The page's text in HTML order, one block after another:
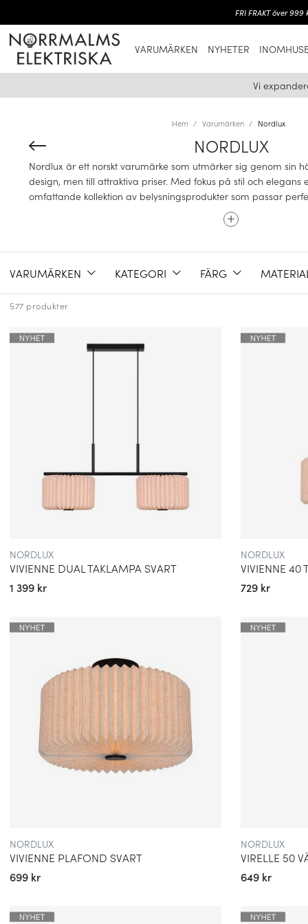
FRI FRAKT över
VARUMÄRKEN NYHETER
Vi
Hem Varumärken Nordlux
NORDLUX
Nordlux är ett norskt varumärke som utmärker sig genom sin
design, men till attraktiva priser. Med fokus på stil och elegans
omfattande kollektion av belysningsprodukter som passar
förstklassig belysningsupplevelse. Samtidigt är varumärket
påverkan på miljön.
SKAPAR ATMOSFÄR OCH FÖRHÖJER RUMMETS
Nordluxs produkter är utformade för att skapa en behaglig
KUNDFOKUS OCH PROFESSIONELL SERVICE
att leverera högkvalitativa produkter och skapa långvariga
VARUMÄRKEN KATEGORI FÄRG
577 produkter
NORDLUX
VIVIENNE DUAL TAKLAMPA SVART
1 399 kr
NORDLUX
VIVIENNE 40
729 kr
NORDLUX
VIVIENNE PLAFOND SVART
699 kr
NORDLUX
VIRELLE 50
649 kr